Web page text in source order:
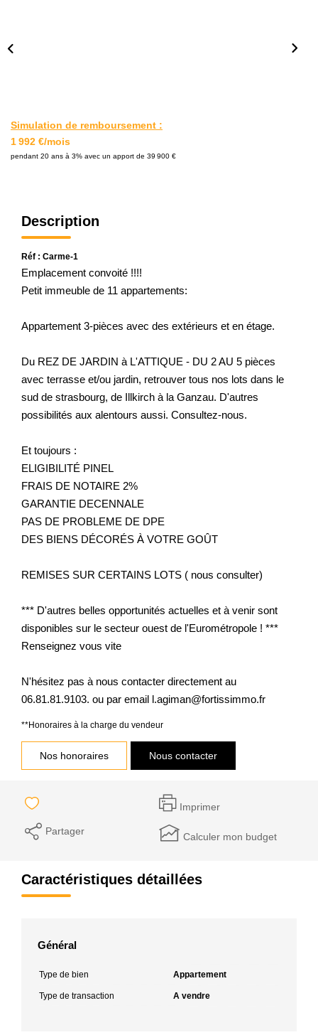
Simulation de remboursement :
1 992 €/mois
pendant 20 ans à 3% avec un apport de 39 900 €
Description
Réf : Carme-1
Emplacement convoité !!!!
Petit immeuble de 11 appartements:
Appartement 3-pièces avec des extérieurs et en étage.
Du REZ DE JARDIN à L'ATTIQUE - DU 2 AU 5 pièces
avec terrasse et/ou jardin, retrouver tous nos lots dans le
sud de strasbourg, de Illkirch à la Ganzau. D'autres
possibilités aux alentours aussi. Consultez-nous.
Et toujours :
ELIGIBILITÉ PINEL
FRAIS DE NOTAIRE 2%
GARANTIE DECENNALE
PAS DE PROBLEME DE DPE
DES BIENS DÉCORÉS À VOTRE GOÛT
REMISES SUR CERTAINS LOTS ( nous consulter)
*** D'autres belles opportunités actuelles et à venir sont
disponibles sur le secteur ouest de l'Eurométropole ! ***
Renseignez vous vite
N'hésitez pas à nous contacter directement au
06.81.81.9103. ou par email l.agiman@fortissimmo.fr
**Honoraires à la charge du vendeur
Nos honoraires Nous contacter
Imprimer
Partager Calculer mon budget
Caractéristiques détaillées
Général
Type de bien Appartement
Type de transaction A vendre